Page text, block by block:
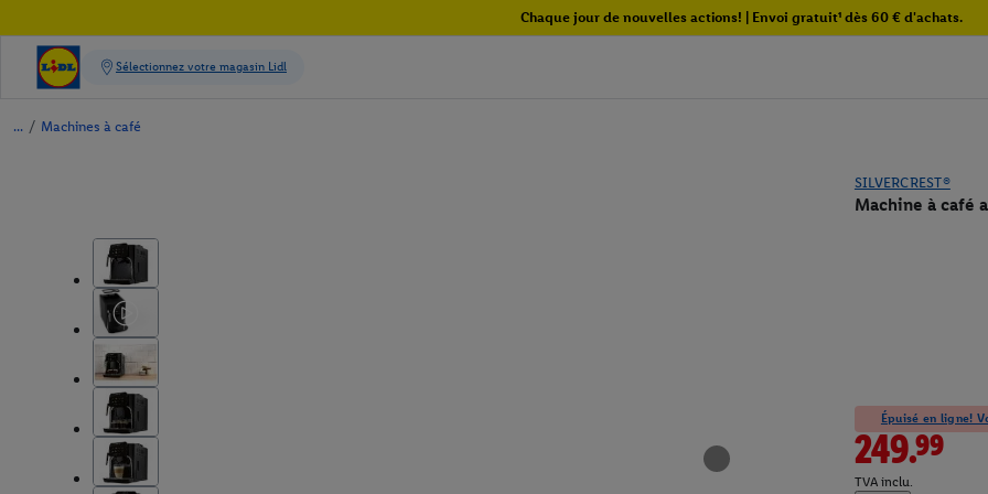
Chaque jour de nouvelles actions! | Envoi gratuit¹ dès 60 € d'achats.
/ Machines à café
SILVERCREST®
Machine à café
Épuisé en ligne!
249.99
TVA inclu.